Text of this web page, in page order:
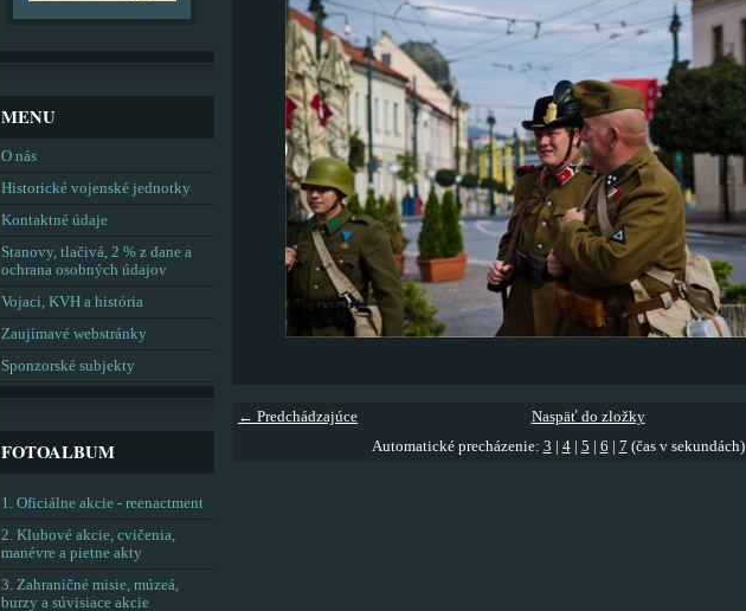
← Predchádzajúce
Naspäť do zložky
Automatické precházenie: 3 4| 5 6 7 (čas v sekundách)
MENU
O nás
Historické vojenské jednotky
Kontaktné údaje
Stanovy, tlačivá, 2 % z dane a
ochrana osobných údajov
Vojaci, KVH a história
Zaujímavé webstránky
Sponzorské subjekty
FOTOALBUM
1. Oficiálne akcie - reenactment
2. Klubové akcie, cvičenia,
manévre a pietne akty
3. Zahraničné misie, múzeá,
burzy a súvisiace akcie